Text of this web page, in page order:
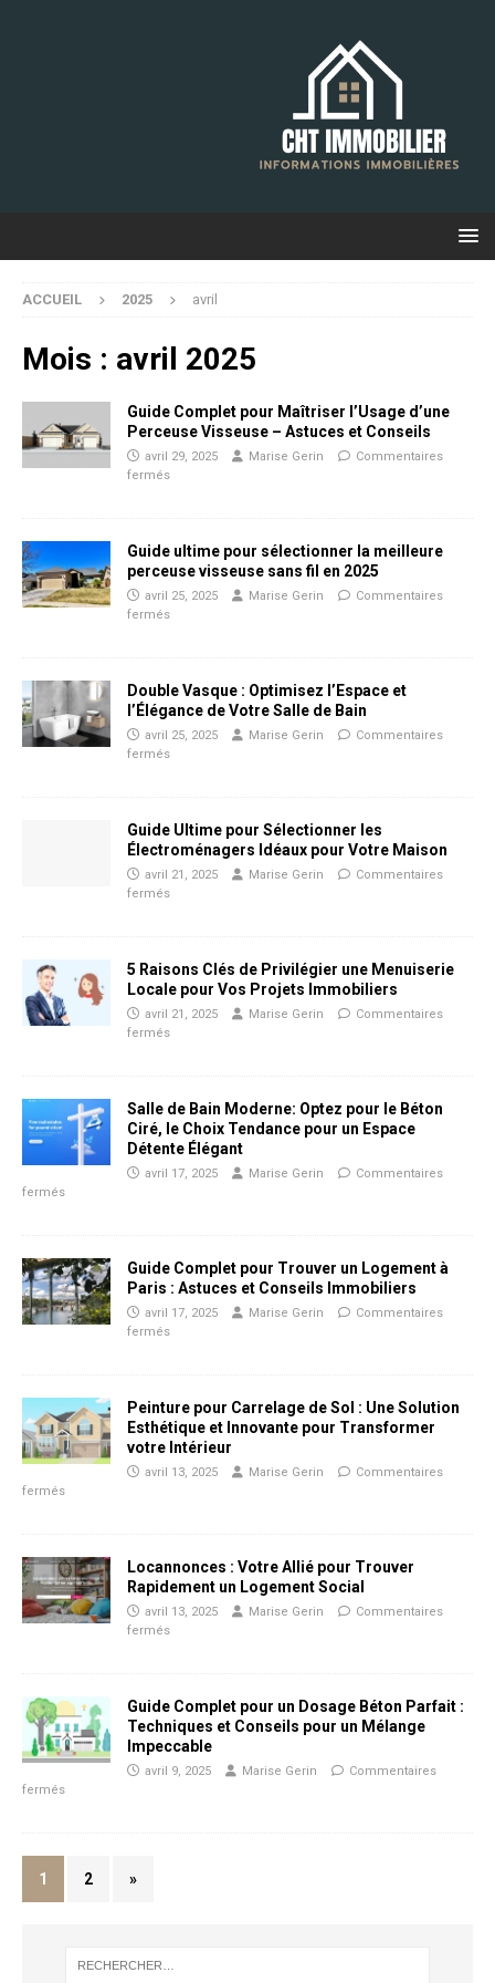
ACCUEIL 2025 avril
Mois : avril 2025
Guide Complet pour Maîtriser l’Usage d’une
Perceuse Visseuse – Astuces et Conseils
avril 29, 2025 Marise Gerin
Commentaires
fermés
Guide ultime pour sélectionner la meilleure
perceuse visseuse sans fil en 2025
avril 25, 2025 Marise Gerin
Commentaires
fermés
Double Vasque : Optimisez l’Espace et
l’Élégance de Votre Salle de Bain
avril 25, 2025 Marise Gerin
Commentaires
fermés
Guide Ultime pour Sélectionner les
Électroménagers Idéaux pour Votre Maison
avril 21, 2025 Marise Gerin
Commentaires
fermés
5 Raisons Clés de Privilégier une Menuiserie
Locale pour Vos Projets Immobiliers
avril 21, 2025 Marise Gerin
Commentaires
fermés
Salle de Bain Moderne: Optez pour le Béton
Ciré, le Choix Tendance pour un Espace
Détente Élégant
avril 17, 2025 Marise Gerin
Commentaires
fermés
Guide Complet pour Trouver un Logement à
Paris : Astuces et Conseils Immobiliers
avril 17, 2025 Marise Gerin
Commentaires
fermés
Peinture pour Carrelage de Sol : Une Solution
Esthétique et Innovante pour Transformer
votre Intérieur
avril 13, 2025 Marise Gerin
Commentaires
fermés
Locannonces : Votre Allié pour Trouver
Rapidement un Logement Social
avril 13, 2025 Marise Gerin
Commentaires
fermés
Guide Complet pour un Dosage Béton Parfait :
Techniques et Conseils pour un Mélange
Impeccable
avril 9, 2025 Marise Gerin
Commentaires
fermés
1 2 »